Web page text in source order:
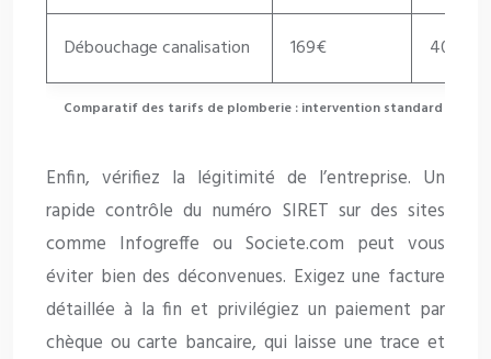
Comparatif des tarifs de plomberie : intervention standard vs
Débouchage canalisation 169€ 400-
Enfin, vérifiez la légitimité de l’entreprise. Un
rapide contrôle du numéro SIRET sur des sites
comme Infogreffe ou Societe.com peut vous
éviter bien des déconvenues. Exigez une facture
détaillée à la fin et privilégiez un paiement par
chèque ou carte bancaire, qui laisse une trace et